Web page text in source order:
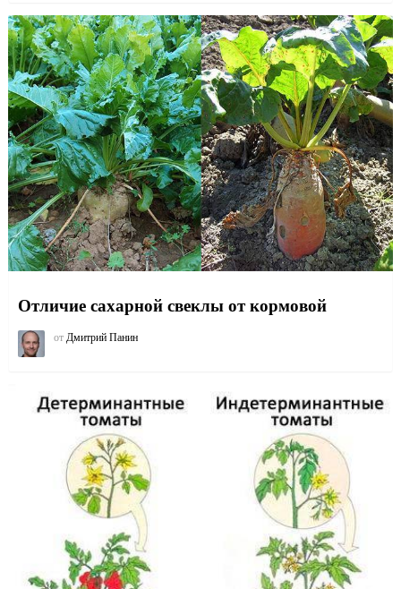
Отличие сахарной свеклы от кормовой
от Дмитрий Панин